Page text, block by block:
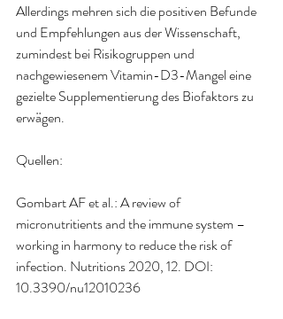
Allerdings mehren sich die positiven Befunde
und Empfehlungen aus der Wissenschaft,
zumindest bei Risikogruppen und
nachgewiesenem Vitamin-D3-Mangel eine
gezielte Supplementierung des Biofaktors zu
erwägen.
Quellen:
Gombart AF et al.: A review of
micronutritients and the immune system –
working in harmony to reduce the risk of
infection. Nutritions 2020, 12. DOI:
10.3390/nu12010236